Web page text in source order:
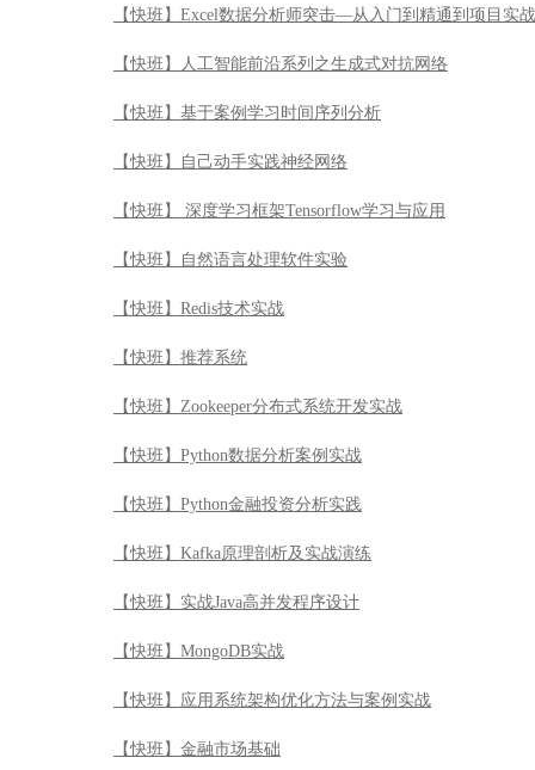
【快班】自然语言处理软件实验
【快班】Redis技术实战
【快班】推荐系统
【快班】Zookeeper分布式系统开发实战
【快班】Python数据分析案例实战
【快班】Python金融投资分析实践
【快班】Kafka原理剖析及实战演练
【快班】实战Java高并发程序设计
【快班】MongoDB实战
【快班】应用系统架构优化方法与案例实战
【快班】金融市场基础
【快班】Python自然语言分析
【快班】Python突击—从入门到精通到项目实战
【快班】HBase从入门到精通
【快班】Hive数据仓库实践
【快班】Hadoop数据分析平台